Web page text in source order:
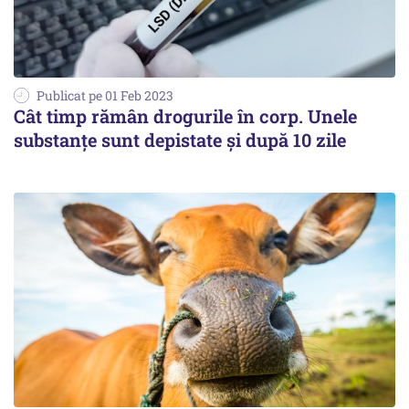
Publicat pe 01 Feb 2023
Cât timp rămân drogurile în corp. Unele
substanţe sunt depistate şi după 10 zile